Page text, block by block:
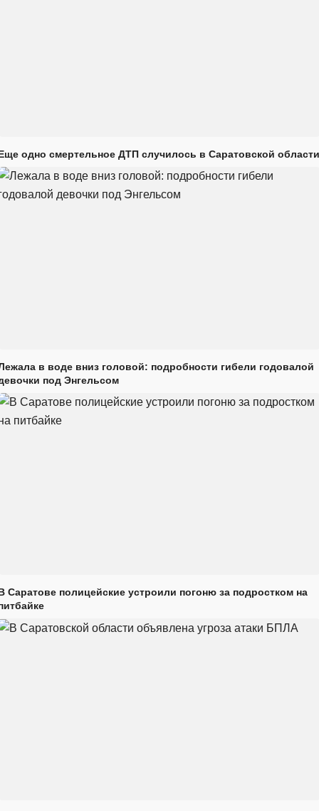
одно смертельное ДТП случилось в Саратовской области
в воде вниз головой: подробности гибели годовалой
под Энгельсом
Саратове полицейские устроили погоню за подростком на